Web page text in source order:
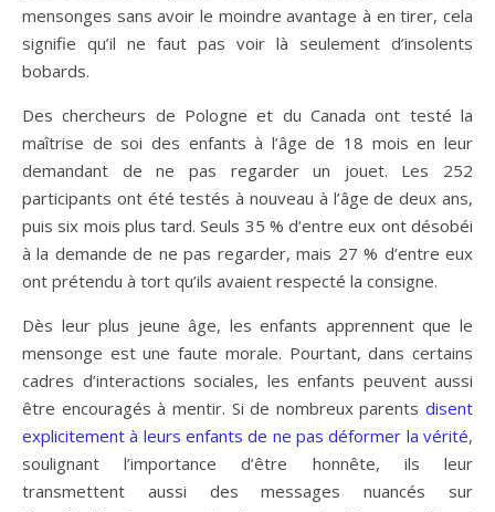
mensonges sans avoir le moindre avantage à en tirer, cela
signifie qu’il ne faut pas voir là seulement d’insolents
bobards.
Des chercheurs de Pologne et du Canada ont testé la
maîtrise de soi des enfants à l’âge de 18 mois en leur
demandant de ne pas regarder un jouet. Les 252
participants ont été testés à nouveau à l’âge de deux ans,
puis six mois plus tard. Seuls 35 % d’entre eux ont désobéi
à la demande de ne pas regarder, mais 27 % d’entre eux
ont prétendu à tort qu’ils avaient respecté la consigne.
Dès leur plus jeune âge, les enfants apprennent que le
mensonge est une faute morale. Pourtant, dans certains
cadres d’interactions sociales, les enfants peuvent aussi
être encouragés à mentir. Si de nombreux parents disent
explicitement à leurs enfants de ne pas déformer la vérité,
soulignant l’importance d’être honnête, ils leur
transmettent aussi des messages nuancés sur